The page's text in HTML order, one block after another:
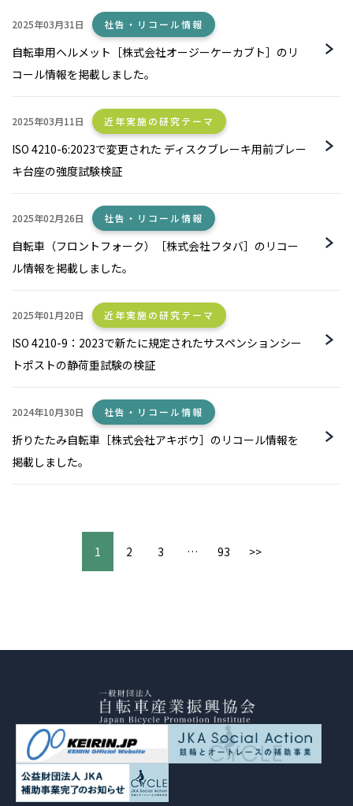
2025年03月31日 社告・リコール情報
自転車用ヘルメット［株式会社オージーケーカブト］のリ
コール情報を掲載しました。
2025年03月11日 近年実施の研究テーマ
ISO 4210-6:2023で変更された ディスクブレーキ用前ブレー
キ台座の強度試験検証
2025年02月26日 社告・リコール情報
自転車（フロントフォーク）［株式会社フタバ］のリコー
ル情報を掲載しました。
2025年01月20日 近年実施の研究テーマ
ISO 4210-9：2023で新たに規定されたサスペンションシー
トポストの静荷重試験の検証
2024年10月30日 社告・リコール情報
折りたたみ自転車［株式会社アキボウ］のリコール情報を
掲載しました。
1 2 3 … 93 >>